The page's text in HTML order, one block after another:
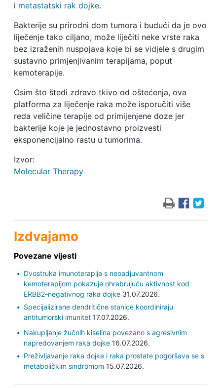
i metastatski rak dojke.
Bakterije su prirodni dom tumora i budući da je ovo
liječenje tako ciljano, može liječiti neke vrste raka
bez izraženih nuspojava koje bi se vidjele s drugim
sustavno primjenjivanim terapijama, poput
kemoterapije.
Osim što štedi zdravo tkivo od oštećenja, ova
platforma za liječenje raka može isporučiti više
reda veličine terapije od primijenjene doze jer
bakterije koje je jednostavno proizvesti
eksponencijalno rastu u tumorima.
Izvor:
Molecular Therapy
Izdvajamo
Povezane vijesti
Dvostruka imunoterapija s neoadjuvantnom
kemoterapijom pokazuje ohrabrujuću aktivnost kod
ERBB2-negativnog raka dojke31.07.2026.
Specijalizirane dendritične stanice koordiniraju
antitumorski imunitet17.07.2026.
Nakupljanje žučnih kiselina povezano s agresivnim
napredovanjem raka dojke16.07.2026.
Preživljavanje raka dojke i raka prostate pogoršava se s
metaboličkim sindromom 15.07.2026.